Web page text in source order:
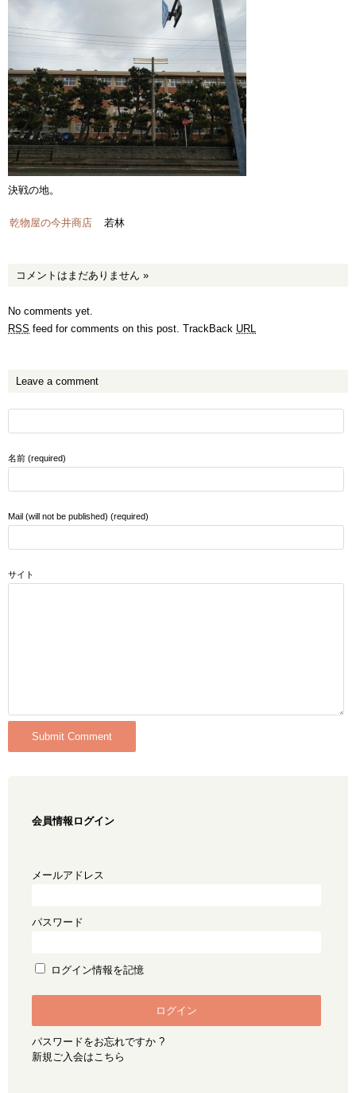
決戦の地。
乾物屋の今井商店 若林
コメントはまだありません »
No comments yet.
RSS feed for comments on this post. TrackBack URL
Leave a comment
名前 (required)
Mail (will not be published) (required)
サイト
会員情報ログイン
メールアドレス
パスワード
ログイン情報を記憶
パスワードをお忘れですか ?
新規ご入会はこちら